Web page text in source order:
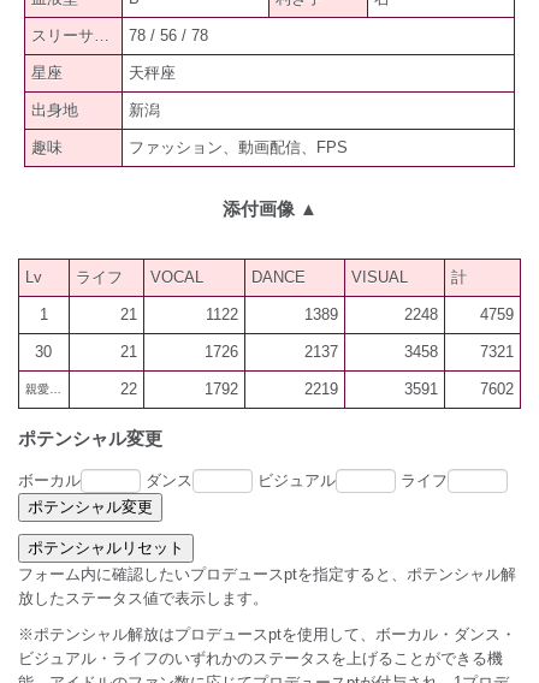
スリーサイズ 78 / 56 / 78
星座 天秤座
出身地 新潟
趣味 ファッション、動画配信、FPS
添付画像 ▲
Lv ライフ VOCAL DANCE VISUAL 計
1 21 1122 1389 2248 4759
30 21 1726 2137 3458 7321
22 1792 2219 3591 7602
ポテンシャル変更
ボーカル ダンス ビジュアル ライフ
フォーム内に確認したいプロデュースptを指定すると、ポテンシャル解
放したステータス値で表示します。
※ポテンシャル解放はプロデュースptを使用して、ボーカル・ダンス・
ビジュアル・ライフのいずれかのステータスを上げることができる機